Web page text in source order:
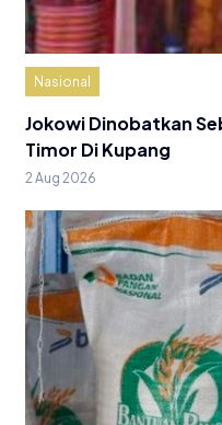
Nasional
Jokowi Dinobatkan
Timor Di Kupang
2 Aug 2026